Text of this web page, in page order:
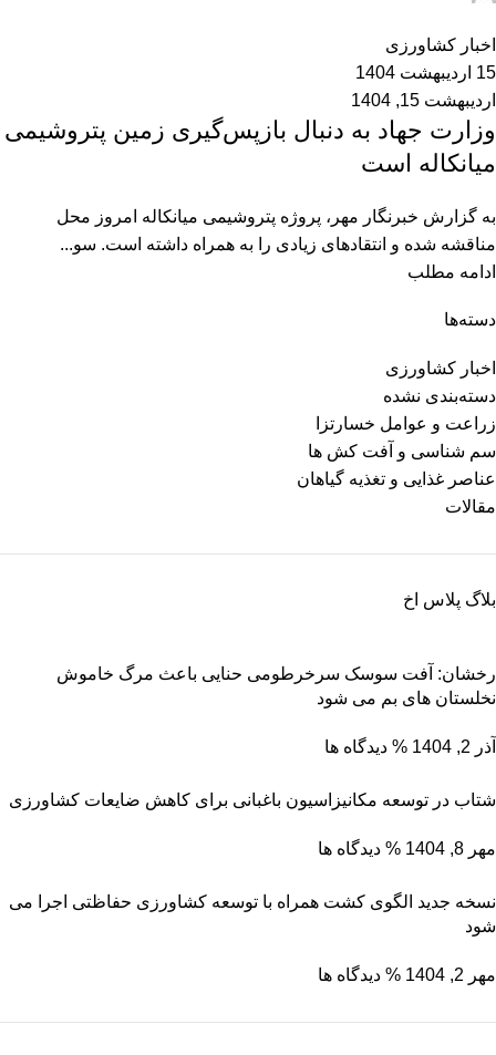
اخبار کشاورزی
15 اردیبهشت 1404
اردیبهشت 15, 1404
وزارت جهاد به دنبال بازپس‌گیری زمین پتروشیمی
میانکاله است
به گزارش خبرنگار مهر، پروژه پتروشیمی میانکاله امروز محل
مناقشه شده و انتقادهای زیادی را به همراه داشته است. سو...
ادامه مطلب
دسته‌ها
اخبار کشاورزی
دسته‌بندی نشده
زراعت و عوامل خسارتزا
سم شناسی و آفت کش ها
عناصر غذایی و تغذیه گیاهان
مقالات
بلاگ پلاس اخ
رخشان: آفت سوسک سرخرطومی حنایی باعث مرگ خاموش
نخلستان های بم می شود
آذر 2, 1404 % دیدگاه ها
شتاب در توسعه مکانیزاسیون باغبانی برای کاهش ضایعات کشاورزی
مهر 8, 1404 % دیدگاه ها
نسخه جدید الگوی کشت همراه با توسعه کشاورزی حفاظتی اجرا می
شود
مهر 2, 1404 % دیدگاه ها